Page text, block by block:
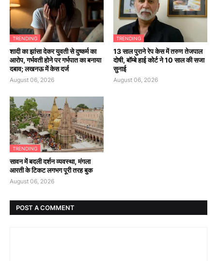
TRENDING
शादी का झांसा देकर युवती से दुष्कर्म का
आरोप, गर्भवती होने पर गर्भपात का बनाया
दबाव; लखनऊ में केस दर्ज
August 06, 2026
TRENDING
13 साल पुराने रेप केस में तरुण तेजपाल
दोषी, बॉम्बे हाई कोर्ट ने 10 साल की सजा
सुनाई
August 06, 2026
TRENDING
सावन में बदली दर्शन व्यवस्था, मंगला
आरती के टिकट लगभग पूरी तरह बुक
August 06, 2026
POST A COMMENT